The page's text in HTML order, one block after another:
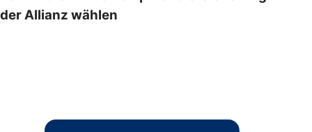
der Allianz wählen